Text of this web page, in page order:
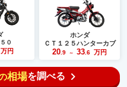
０
万円
ホンダ
ＣＴ１２５ハンターカブ
20 .9 ～ 33 .6 万円
相場を調べる